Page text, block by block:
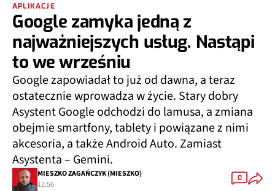
APLIKACJE
Google zamyka jedną z
najważniejszych usług. Nastąpi
to we wrześniu
Google zapowiadał to już od dawna, a teraz
ostatecznie wprowadza w życie. Stary dobry
Asystent Google odchodzi do lamusa, a zmiana
obejmie smartfony, tablety i powiązane z nimi
akcesoria, a także Android Auto. Zamiast
Asystenta – Gemini.
MIESZKO ZAGAŃCZYK (MIESZKO)
12:56
0